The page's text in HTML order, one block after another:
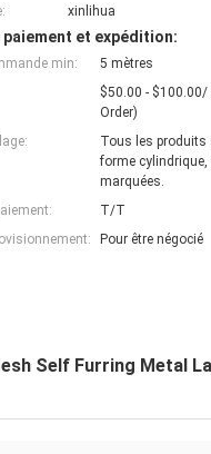
xinlihua
et expédition:
min:
5 mètres
$50.00 - $100.00/
Order)
Tous les produits
forme
marquées.
T/T
Pour être négocié
Self Furring Metal